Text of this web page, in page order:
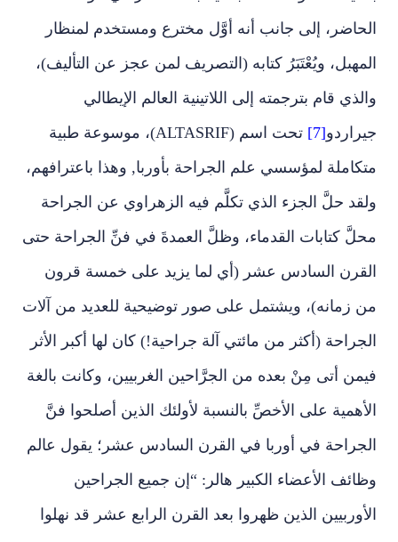
الحاضر، إلى جانب أنه أوَّل مخترع ومستخدم لمنظار
المهبل، ويُعْتَبَرُ كتابه (التصريف لمن عجز عن التأليف)،
والذي قام بترجمته إلى اللاتينية العالم الإيطالي
جيراردو[7]
تحت اسم (ALTASRIF)، موسوعة طبية
متكاملة لمؤسسي علم الجراحة بأوربا, وهذا باعترافهم،
ولقد حلَّ الجزء الذي تكلَّم فيه الزهراوي عن الجراحة
محلَّ كتابات القدماء، وظلَّ العمدةَ في فنِّ الجراحة حتى
القرن السادس عشر (أي لما يزيد على خمسة قرون
من زمانه)، ويشتمل على صور توضيحية للعديد من آلات
الجراحة (أكثر من مائتي آلة جراحية!) كان لها أكبر الأثر
فيمن أتى مِنْ بعده من الجرَّاحين الغربيين، وكانت بالغة
الأهمية على الأخصِّ بالنسبة لأولئك الذين أصلحوا فنَّ
الجراحة في أوربا في القرن السادس عشر؛ يقول عالم
وظائف الأعضاء الكبير هالر: “إن جميع الجراحين
الأوربيين الذين ظهروا بعد القرن الرابع عشر قد نهلوا